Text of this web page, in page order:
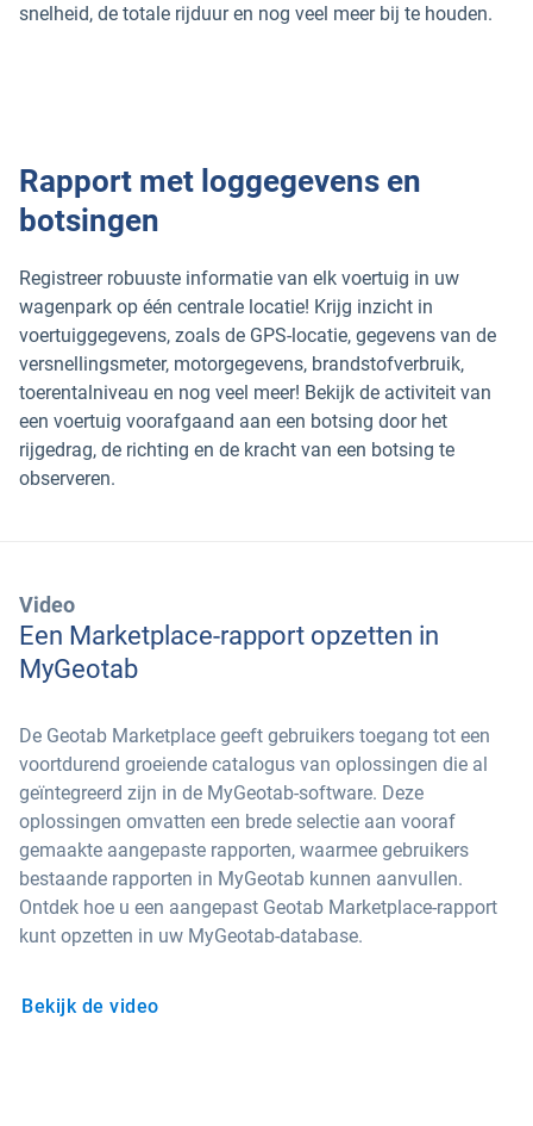
snelheid, de totale rijduur en nog veel meer bij te houden.
Rapport met loggegevens en
botsingen
Registreer robuuste informatie van elk voertuig in uw
wagenpark op één centrale locatie! Krijg inzicht in
voertuiggegevens, zoals de GPS-locatie, gegevens van de
versnellingsmeter, motorgegevens, brandstofverbruik,
toerentalniveau en nog veel meer! Bekijk de activiteit van
een voertuig voorafgaand aan een botsing door het
rijgedrag, de richting en de kracht van een botsing te
observeren.
Video
Een Marketplace-rapport opzetten in
MyGeotab
De Geotab Marketplace geeft gebruikers toegang tot een
voortdurend groeiende catalogus van oplossingen die al
geïntegreerd zijn in de MyGeotab-software. Deze
oplossingen omvatten een brede selectie aan vooraf
gemaakte aangepaste rapporten, waarmee gebruikers
bestaande rapporten in MyGeotab kunnen aanvullen.
Ontdek hoe u een aangepast Geotab Marketplace-rapport
kunt opzetten in uw MyGeotab-database.
Bekijk de video